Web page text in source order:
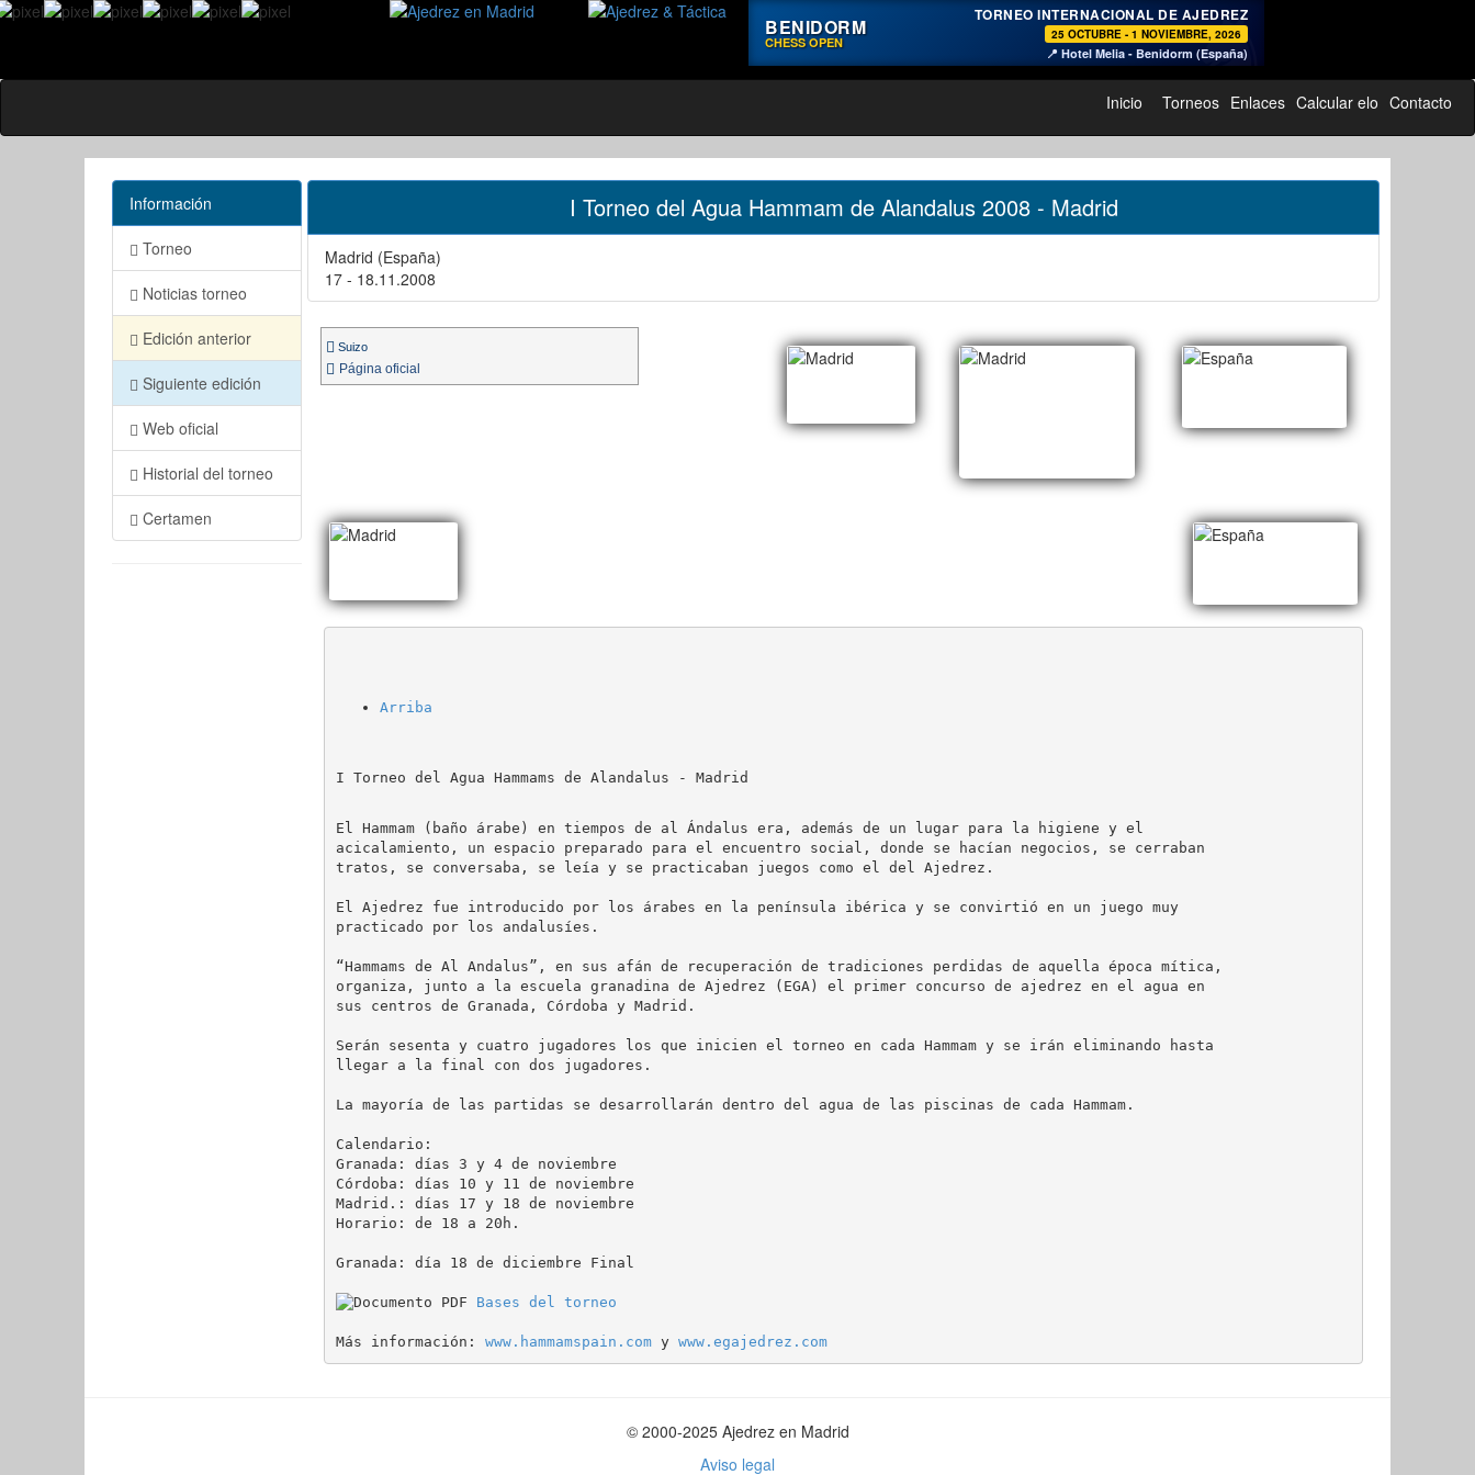
♞
BENIDORM
CHESS OPEN
TORNEO INTERNACIONAL DE AJEDREZ
25 OCTUBRE - 1 NOVIEMBRE, 2026
📍 Hotel Melia - Benidorm (España)
Inicio Torneos Enlaces Calcular elo Contacto
Información
Torneo
Noticias torneo
Edición anterior
Siguiente edición
Web oficial
Historial del torneo
Certamen
I Torneo del Agua Hammam de Alandalus 2008 - Madrid
Madrid (España)
17 - 18.11.2008
Suizo
Página oficial
Arriba
I Torneo del Agua Hammams de Alandalus - Madrid
El Hammam (baño árabe) en tiempos de al Ándalus era, además de un lugar para la higiene y el
acicalamiento, un espacio preparado para el encuentro social, donde se hacían negocios, se cerraban
tratos, se conversaba, se leía y se practicaban juegos como el del Ajedrez.
El Ajedrez fue introducido por los árabes en la península ibérica y se convirtió en un juego muy
practicado por los andalusíes.
“Hammams de Al Andalus”, en sus afán de recuperación de tradiciones perdidas de aquella época mítica,
organiza, junto a la escuela granadina de Ajedrez (EGA) el primer concurso de ajedrez en el agua en
sus centros de Granada, Córdoba y Madrid.
Serán sesenta y cuatro jugadores los que inicien el torneo en cada Hammam y se irán eliminando hasta
llegar a la final con dos jugadores.
La mayoría de las partidas se desarrollarán dentro del agua de las piscinas de cada Hammam.
Calendario:
Granada: días 3 y 4 de noviembre
Córdoba: días 10 y 11 de noviembre
Madrid.: días 17 y 18 de noviembre
Horario: de 18 a 20h.
Granada: día 18 de diciembre Final
Bases del torneo
Más información: www.hammamspain.com y www.egajedrez.com
© 2000-2025 Ajedrez en Madrid
Aviso legal